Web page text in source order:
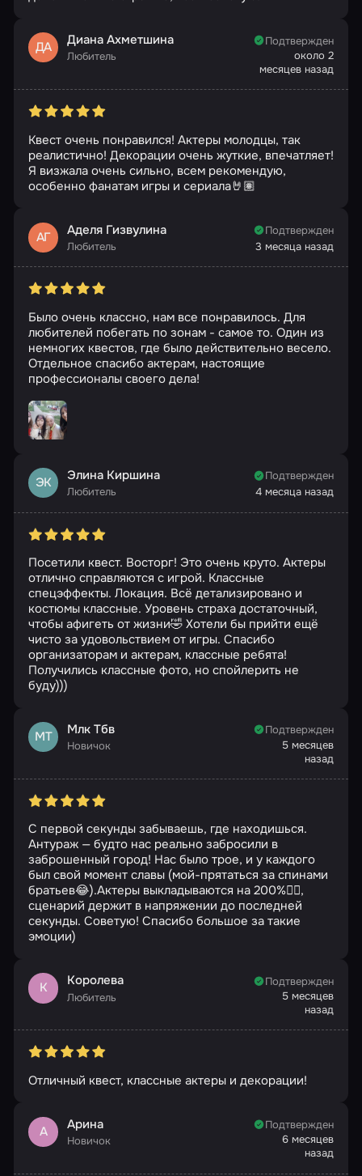
ДА Диана Ахметшина
Любитель
Подтвержден
около 2
месяцев назад
Квест очень понравился! Актеры молодцы, так
реалистично! Декорации очень жуткие, впечатляет!
Я визжала очень сильно, всем рекомендую,
особенно фанатам игры и сериала🤘🏽
АГ Аделя Гизвулина
Любитель
Подтвержден
3 месяца назад
Было очень классно, нам все понравилось. Для
любителей побегать по зонам - самое то. Один из
немногих квестов, где было действительно весело.
Отдельное спасибо актерам, настоящие
профессионалы своего дела!
ЭК Элина Киршина
Любитель
Подтвержден
4 месяца назад
Посетили квест. Восторг! Это очень круто. Актеры
отлично справляются с игрой. Классные
спецэффекты. Локация. Всё детализировано и
костюмы классные. Уровень страха достаточный,
чтобы афигеть от жизни🤣 Хотели бы прийти ещё
чисто за удовольствием от игры. Спасибо
организаторам и актерам, классные ребята!
Получились классные фото, но спойлерить не
буду)))
МТ Млк Тбв
Новичок
Подтвержден
5 месяцев
назад
С первой секунды забываешь, где находишься.
Антураж — будто нас реально забросили в
заброшенный город! Нас было трое, и у каждого
был свой момент славы (мой-прятаться за спинами
братьев😂).Актеры выкладываются на 200%👍🏻,
сценарий держит в напряжении до последней
секунды. Советую! Спасибо большое за такие
эмоции)
К Королева
Любитель
Подтвержден
5 месяцев
назад
Отличный квест, классные актеры и декорации!
А Арина
Новичок
Подтвержден
6 месяцев
назад